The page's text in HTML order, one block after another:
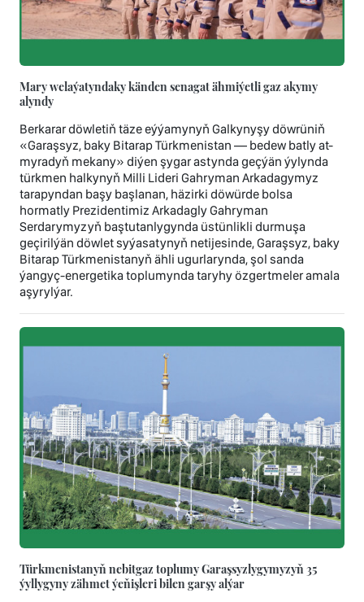
Mary welaýatyndaky känden senagat ähmiýetli gaz akymy
alyndy
Berkarar döwletiň täze eýýamynyň Galkynyşy döwrüniň
«Garaşsyz, baky Bitarap Türkmenistan — bedew batly at-
myradyň mekany» diýen şygar astynda geçýän ýylynda
türkmen halkynyň Milli Lideri Gahryman Arkadagymyz
tarapyndan başy başlanan, häzirki döwürde bolsa
hormatly Prezidentimiz Arkadagly Gahryman
Serdarymyzyň baştutanlygynda üstünlikli durmuşa
geçirilýän döwlet syýasatynyň netijesinde, Garaşsyz, baky
Bitarap Türkmenistanyň ähli ugurlarynda, şol sanda
ýangyç-energetika toplumynda taryhy özgertmeler amala
aşyrylýar.
Türkmenistanyň nebitgaz toplumy Garaşsyzlygymyzyň 35
ýyllygyny zähmet ýeňişleri bilen garşy alýar